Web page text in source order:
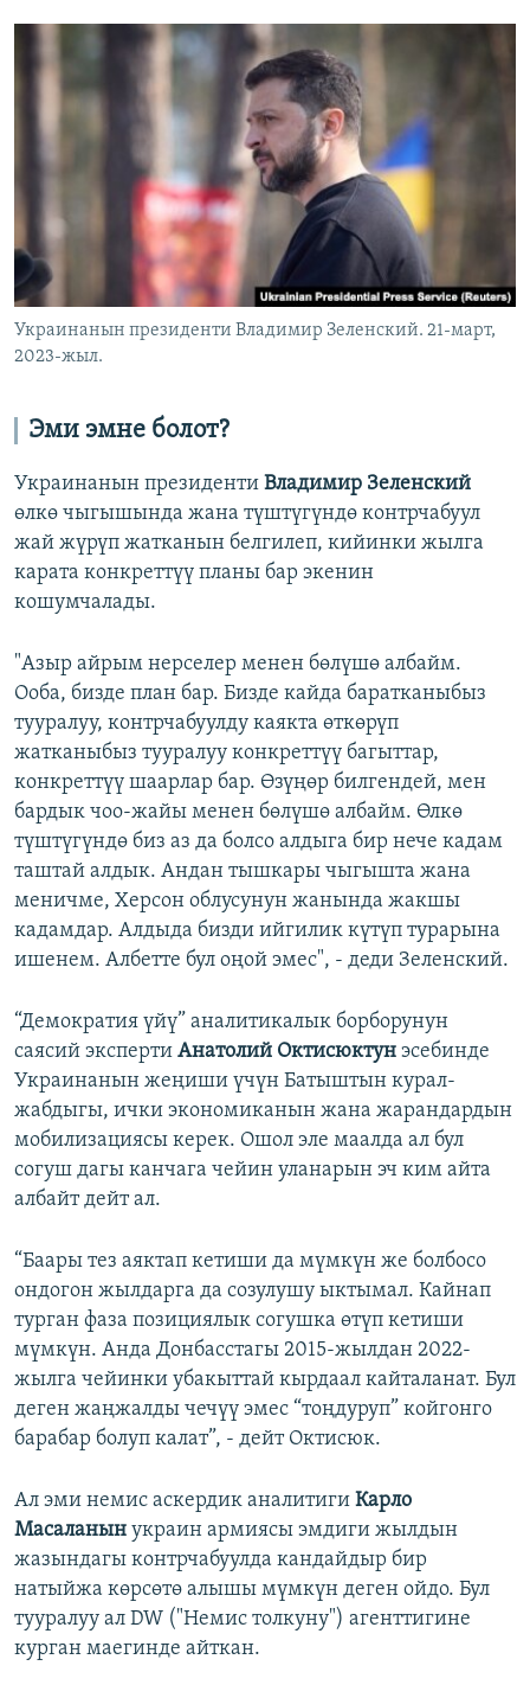
Украинанын президенти Владимир Зеленский. 21-март,
2023-жыл.
Эми эмне болот?
Украинанын президенти Владимир Зеленский
өлкө чыгышында жана түштүгүндө контрчабуул
жай жүрүп жатканын белгилеп, кийинки жылга
карата конкреттүү планы бар экенин
кошумчалады.
"Азыр айрым нерселер менен бөлүшө албайм.
Ооба, бизде план бар. Бизде кайда баратканыбыз
тууралуу, контрчабуулду каякта өткөрүп
жатканыбыз тууралуу конкреттүү багыттар,
конкреттүү шаарлар бар. Өзүңөр билгендей, мен
бардык чоо-жайы менен бөлүшө албайм. Өлкө
түштүгүндө биз аз да болсо алдыга бир нече кадам
таштай алдык. Андан тышкары чыгышта жана
меничме, Херсон облусунун жанында жакшы
кадамдар. Алдыда бизди ийгилик күтүп турарына
ишенем. Албетте бул оңой эмес", - деди Зеленский.
“Демократия үйү” аналитикалык борборунун
саясий эксперти Анатолий Октисюктун эсебинде
Украинанын жеңиши үчүн Батыштын курал-
жабдыгы, ички экономиканын жана жарандардын
мобилизациясы керек. Ошол эле маалда ал бул
согуш дагы канчага чейин уланарын эч ким айта
албайт дейт ал.
“Баары тез аяктап кетиши да мүмкүн же болбосо
ондогон жылдарга да созулушу ыктымал. Кайнап
турган фаза позициялык согушка өтүп кетиши
мүмкүн. Анда Донбасстагы 2015-жылдан 2022-
жылга чейинки убакыттай кырдаал кайталанат. Бул
деген жаңжалды чечүү эмес “тоңдуруп” койгонго
барабар болуп калат”, - дейт Октисюк.
Ал эми немис аскердик аналитиги Карло
Масаланын украин армиясы эмдиги жылдын
жазындагы контрчабуулда кандайдыр бир
натыйжа көрсөтө алышы мүмкүн деген ойдо. Бул
тууралуу ал DW ("Немис толкуну") агенттигине
курган маегинде айткан.